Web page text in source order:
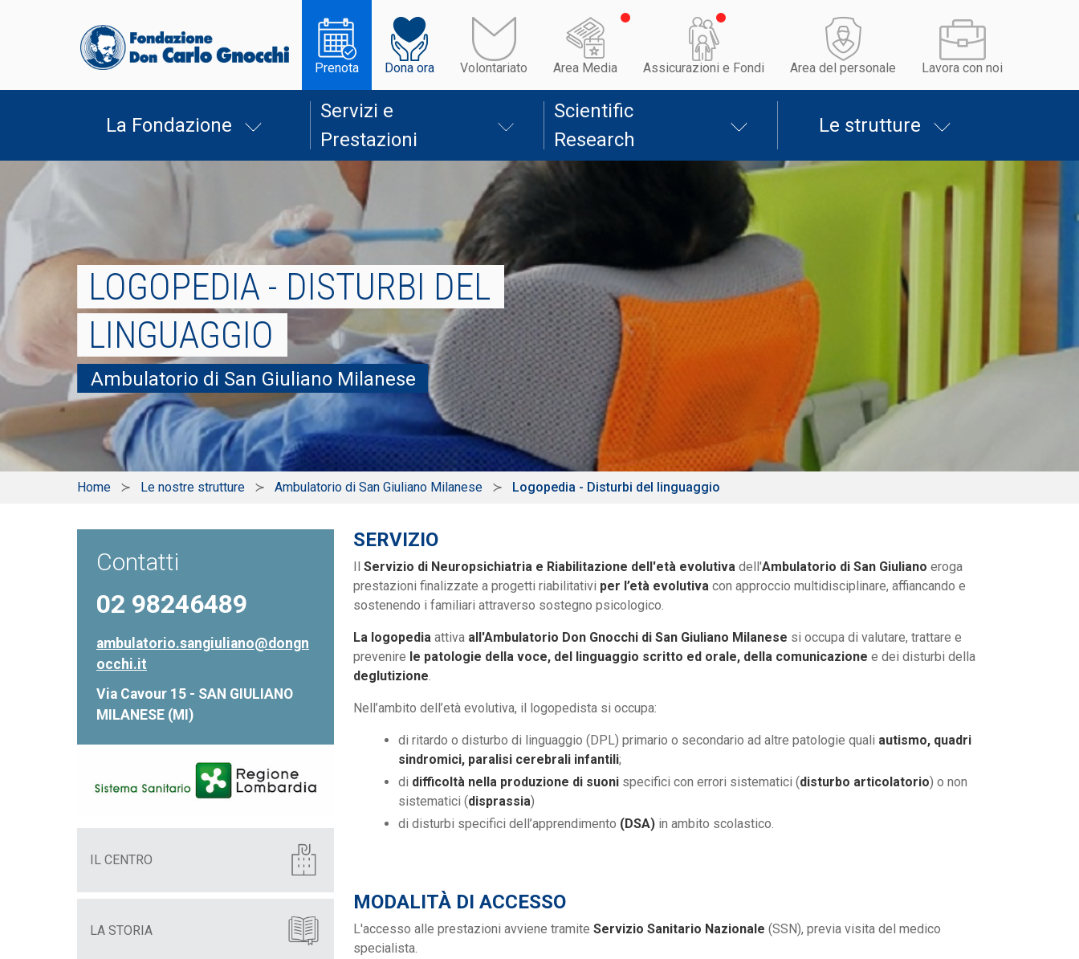
Prenota Dona ora Volontariato Area Media Assicurazioni e Fondi Area del personale Lavora con noi
La Fondazione
Servizi e
Prestazioni
Scientific
Research
Le strutture
LOGOPEDIA - DISTURBI DEL
LINGUAGGIO
Ambulatorio di San Giuliano Milanese
Home Le nostre strutture Ambulatorio di San Giuliano Milanese Logopedia - Disturbi del linguaggio
Contatti
02 98246489
ambulatorio.sangiuliano@dongn
occhi.it
Via Cavour 15 - SAN GIULIANO
MILANESE (MI)
IL CENTRO
LA STORIA
SERVIZIO
Servizio di Neuropsichiatria e Riabilitazione dell'età evolutiva dell'Ambulatorio di San Giuliano eroga
prestazioni finalizzate a progetti riabilitativi per l’età evolutiva con approccio multidisciplinare, affiancando e
sostenendo i familiari attraverso sostegno psicologico.
La logopedia attiva all'Ambulatorio Don Gnocchi di San Giuliano Milanese si occupa di valutare, trattare e
prevenire le patologie della voce, del linguaggio scritto ed orale, della comunicazione e dei disturbi della
deglutizione.
Nell’ambito dell’età evolutiva, il logopedista si occupa:
di ritardo o disturbo di linguaggio (DPL) primario o secondario ad altre patologie quali autismo, quadri
sindromici, paralisi cerebrali infantili;
di difficoltà nella produzione di suoni specifici con errori sistematici (disturbo articolatorio) o non
sistematici (disprassia)
di disturbi specifici dell’apprendimento (DSA) in ambito scolastico.
MODALITÀ DI ACCESSO
L'accesso alle prestazioni avviene tramite Servizio Sanitario Nazionale (SSN), previa visita del medico
specialista.